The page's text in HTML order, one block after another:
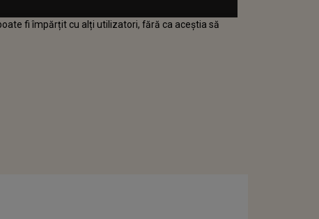
fi împărțit cu alți utilizatori, fără ca aceștia să